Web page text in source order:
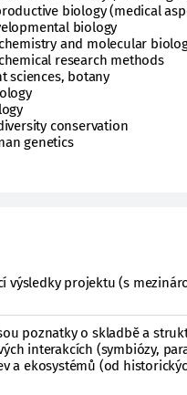
biology (medical
biology
and molecular
research methods
sciences, botany
conservation
genetics
výsledky projektu (s
poznatky o skladbě a
interakcích (symbiózy,
a ekosystémů (od